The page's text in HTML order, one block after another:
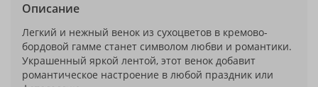
Описание
Легкий и нежный венок из сухоцветов в кремово-
бордовой гамме станет символом любви и романтики.
Украшенный яркой лентой, этот венок добавит
романтическое настроение в любой праздник или